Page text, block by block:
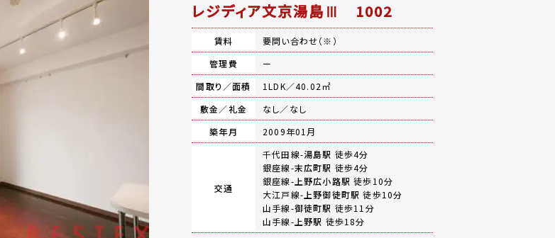
レジディア文京湯島Ⅲ 1002
賃料
要問い合わせ（※）
管理費
ー
間取り／面積
1LDK／40.02㎡
敷金／礼金
なし／なし
築年月
2009年01月
交通
千代田線-湯島駅 徒歩4分
銀座線-末広町駅 徒歩4分
銀座線- 上野広小路駅 徒歩10分
大江戸線- 上野御徒町駅 徒歩10分
山手線-御徒町駅 徒歩11分
山手線- 上野駅 徒歩18分